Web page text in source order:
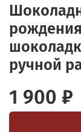
ручной
1 900 ₽